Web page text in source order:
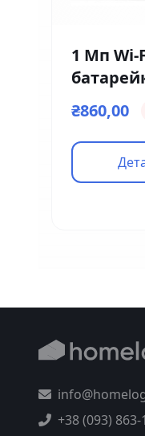
1 Мп Wi-
Ezviz CS-
₴860,00
+38 (093)